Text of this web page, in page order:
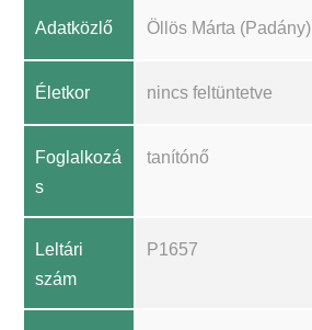
Adatközlő Öllös Márta (Padány)
Életkor nincs feltüntetve
Foglalkozá
s
tanítónő
Leltári
szám
P1657